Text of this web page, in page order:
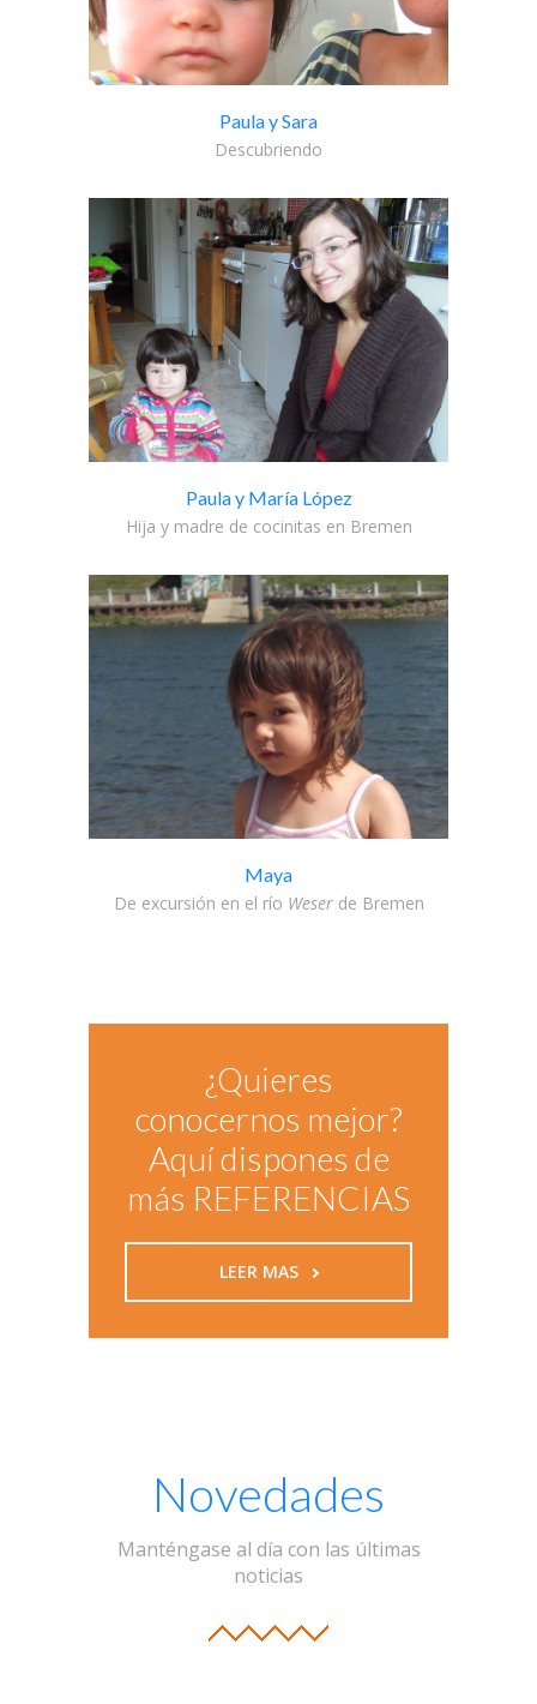
Paula y Sara
Descubriendo
Paula y María López
Hija y madre de cocinitas en Bremen
Maya
De excursión en el río Weserde Bremen
¿Quieres
conocernos mejor?
Aquí dispones de
más REFERENCIAS
LEER MAS
Novedades
Manténgase al día con las últimas
noticias